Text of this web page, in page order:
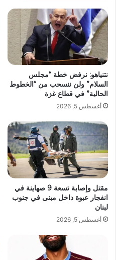
نتنياهو: نرفض خطة “مجلس
السلام” ولن ننسحب من “الخطوط
الحالية” في قطاع غزة
أغسطس 5, 2026
مقتل وإصابة تسعة 9 صهاينة في
انفجار عبوة داخل مبنى في جنوب
لبنان
أغسطس 5, 2026